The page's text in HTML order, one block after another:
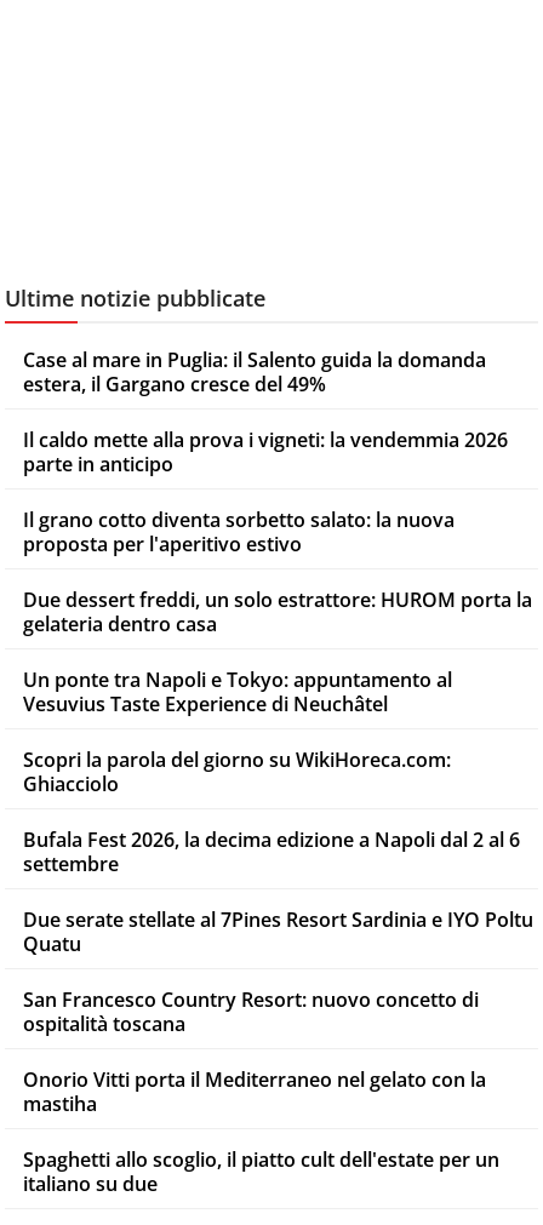
Ultime notizie pubblicate
Case al mare in Puglia: il Salento guida la domanda
estera, il Gargano cresce del 49%
Il caldo mette alla prova i vigneti: la vendemmia 2026
parte in anticipo
Il grano cotto diventa sorbetto salato: la nuova
proposta per l'aperitivo estivo
Due dessert freddi, un solo estrattore: HUROM porta la
gelateria dentro casa
Un ponte tra Napoli e Tokyo: appuntamento al
Vesuvius Taste Experience di Neuchâtel
Scopri la parola del giorno su WikiHoreca.com:
Ghiacciolo
Bufala Fest 2026, la decima edizione a Napoli dal 2 al 6
settembre
Due serate stellate al 7Pines Resort Sardinia e IYO Poltu
Quatu
San Francesco Country Resort: nuovo concetto di
ospitalità toscana
Onorio Vitti porta il Mediterraneo nel gelato con la
mastiha
Spaghetti allo scoglio, il piatto cult dell'estate per un
italiano su due